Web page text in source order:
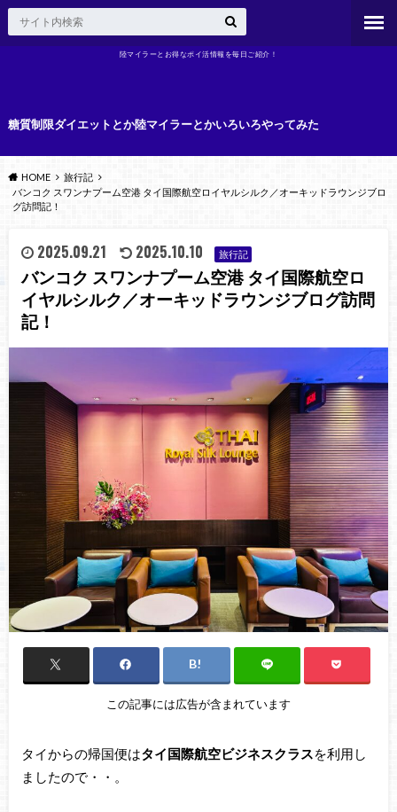
陸マイラーとお得なポイ活情報を毎日ご紹介！
糖質制限ダイエットとか陸マイラーとかいろいろやってみた
HOME
旅行記
バンコク スワンナプーム空港 タイ国際航空ロイヤルシルク／オーキッドラウンジブロ
グ訪問記！
2025.09.21 2025.10.10 旅行記
バンコク スワンナプーム空港 タイ国際航空ロ
イヤルシルク／オーキッドラウンジブログ訪問
記！
この記事には広告が含まれています
タイからの帰国便はタイ国際航空ビジネスクラスを利用し
ましたので・・。